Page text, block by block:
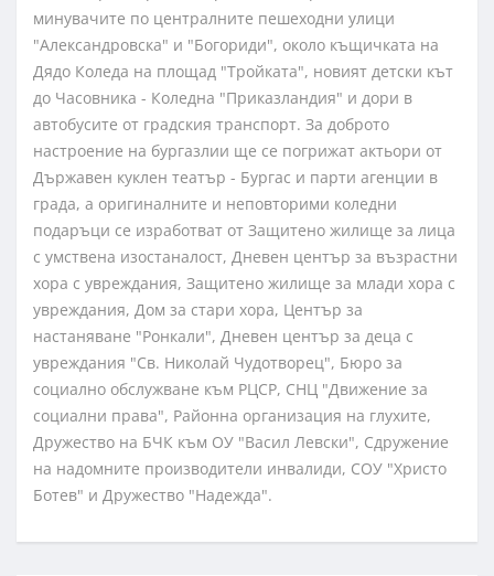
минувачите по централните пешеходни улици
"Александровска" и "Богориди", около къщичката на
Дядо Коледа на площад "Тройката", новият детски кът
до Часовника - Коледна "Приказландия" и дори в
автобусите от градския транспорт. За доброто
настроение на бургазлии ще се погрижат актьори от
Държавен куклен театър - Бургас и парти агенции в
града, а оригиналните и неповторими коледни
подаръци се изработват от Защитено жилище за лица
с умствена изостаналост, Дневен център за възрастни
хора с увреждания, Защитено жилище за млади хора с
увреждания, Дом за стари хора, Център за
настаняване "Ронкали", Дневен център за деца с
увреждания "Св. Николай Чудотворец", Бюро за
социално обслужване към РЦСР, СНЦ "Движение за
социални права", Районна организация на глухите,
Дружество на БЧК към ОУ "Васил Левски", Сдружение
на надомните производители инвалиди, СОУ "Христо
Ботев" и Дружество "Надежда".